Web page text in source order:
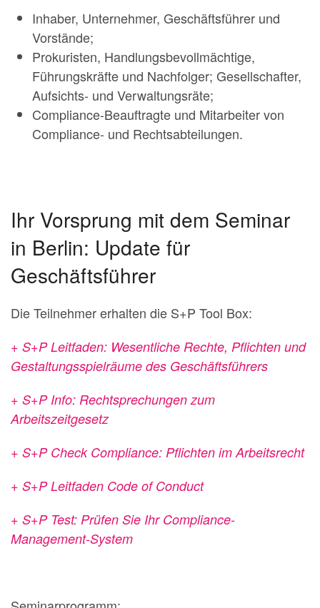
Inhaber, Unternehmer, Geschäftsführer und
Vorstände;
Prokuristen, Handlungsbevollmächtige,
Führungskräfte und Nachfolger; Gesellschafter,
Aufsichts- und Verwaltungsräte;
Compliance-Beauftragte und Mitarbeiter von
Compliance- und Rechtsabteilungen.
Ihr Vorsprung mit dem Seminar
in Berlin: Update für
Geschäftsführer
Die Teilnehmer erhalten die S+P Tool Box:
+ S+P Leitfaden: Wesentliche Rechte, Pflichten und
Gestaltungsspielräume des Geschäftsführers
+ S+P Info: Rechtsprechungen zum
Arbeitszeitgesetz
+ S+P Check Compliance: Pflichten im Arbeitsrecht
+ S+P Leitfaden Code of Conduct
+ S+P Test: Prüfen Sie Ihr Compliance-
Management-System